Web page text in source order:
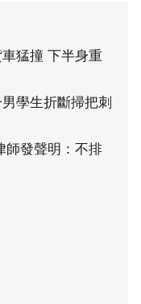
猛撞 下半身重
學生折斷掃把刺
師發聲明：不排